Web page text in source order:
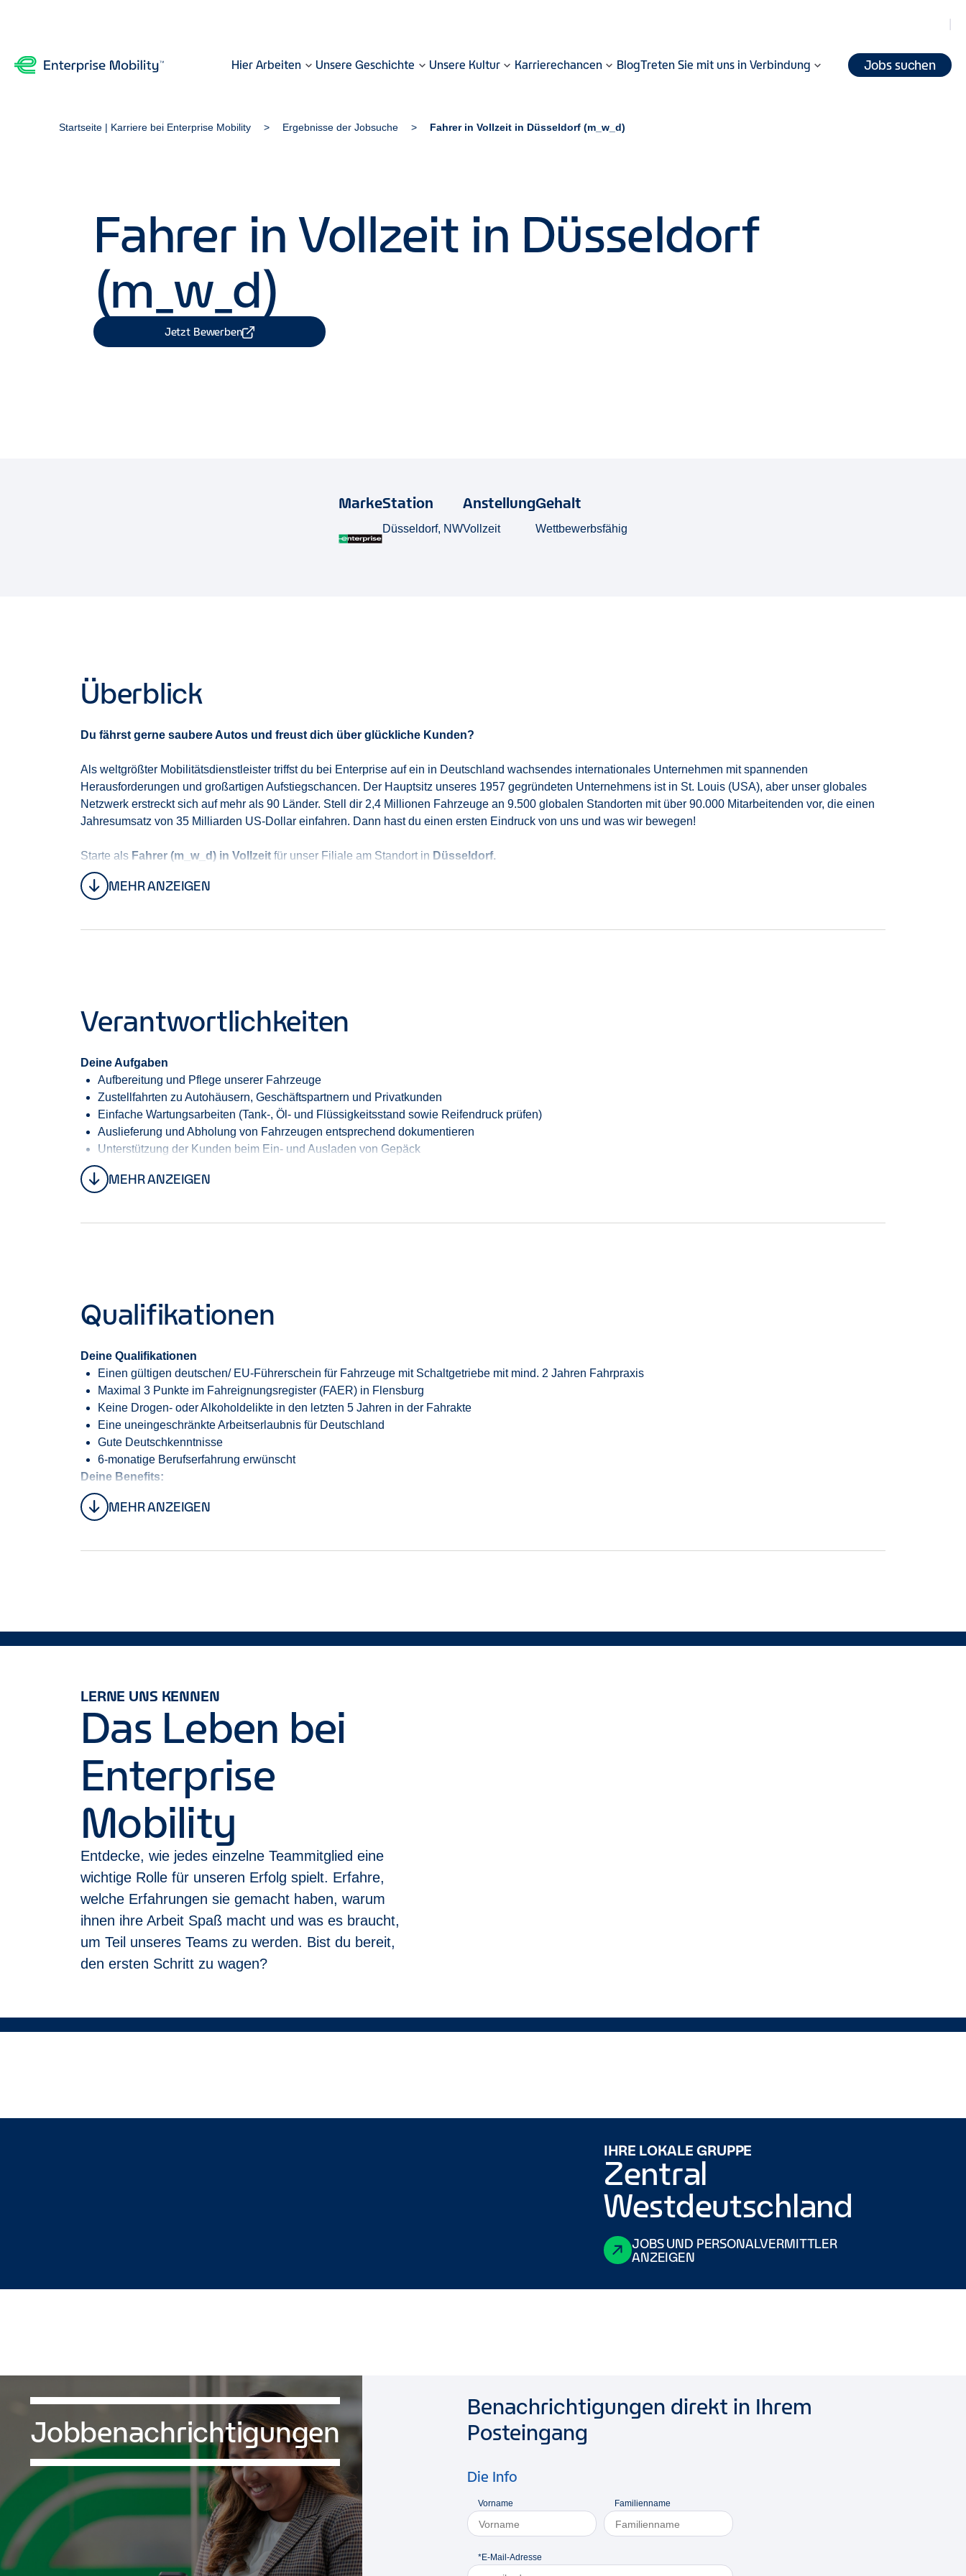
Hier Arbeiten Unsere Geschichte Unsere Kultur Karrierechancen BlogTreten Sie mit uns in Verbindung Jobs suchen
Startseite | Karriere bei Enterprise Mobility Ergebnisse der Jobsuche Fahrer in Vollzeit in Düsseldorf (m_w_d)
Fahrer in Vollzeit in Düsseldorf
(m_w_d)
Jetzt Bewerben
MarkeStation
Düsseldorf, NW
Anstellung
Vollzeit
Gehalt
Wettbewerbsfähig
Überblick
MEHR ANZEIGEN
Du fährst gerne saubere Autos und freust dich über glückliche Kunden?
Als weltgrößter Mobilitätsdienstleister triffst du bei Enterprise auf ein in Deutschland wachsendes internationales Unternehmen mit spannenden
Herausforderungen und großartigen Aufstiegschancen. Der Hauptsitz unseres 1957 gegründeten Unternehmens ist in St. Louis (USA), aber unser globales
Netzwerk erstreckt sich auf mehr als 90 Länder. Stell dir 2,4 Millionen Fahrzeuge an 9.500 globalen Standorten mit über 90.000 Mitarbeitenden vor, die einen
Jahresumsatz von 35 Milliarden US-Dollar einfahren. Dann hast du einen ersten Eindruck von uns und was wir bewegen!
Starte als Fahrer (m_w_d) in Vollzeit für unser Filiale am Standort in Düsseldorf.
Du sorgst dafür, dass unser Fuhrpark stets gepflegt und gewartet ist und stellst unseren Kunden pünktlich und zuverlässig unsere Autos zu. Dabei arbeitest du
Verantwortlichkeiten
MEHR ANZEIGEN
Deine Aufgaben
Aufbereitung und Pflege unserer Fahrzeuge
Zustellfahrten zu Autohäusern, Geschäftspartnern und Privatkunden
Einfache Wartungsarbeiten (Tank-, Öl- und Flüssigkeitsstand sowie Reifendruck prüfen)
Auslieferung und Abholung von Fahrzeugen entsprechend dokumentieren
Unterstützung der Kunden beim Ein- und Ausladen von Gepäck
Qualifikationen
MEHR ANZEIGEN
Deine Qualifikationen
Einen gültigen deutschen/ EU-Führerschein für Fahrzeuge mit Schaltgetriebe mit mind. 2 Jahren Fahrpraxis
Maximal 3 Punkte im Fahreignungsregister (FAER) in Flensburg
Keine Drogen- oder Alkoholdelikte in den letzten 5 Jahren in der Fahrakte
Eine uneingeschränkteArbeitserlaubnis für Deutschland
Gute Deutschkenntnisse
6-monatige Berufserfahrung erwünscht
Deine Benefits:
Einen langfristigen Arbeitsplatz
Eine faire und pünktliche Bezahlung
Teilnahme an zahlreichen Veranstaltungen, einem Mitarbeiterempfehlungsprogramm und weiteren Mitarbeitervergünstigungen
Bitte informiere uns, wenn du Ausnahmen oder Unterstützung benötigst, um an unserem Einstellungsprozess teilzunehmen.
LERNE UNS KENNEN
Das Leben bei
Enterprise
Mobility
Entdecke, wie jedes einzelne Teammitglied eine
wichtige Rolle für unseren Erfolg spielt. Erfahre,
welche Erfahrungen sie gemacht haben, warum
ihnen ihre Arbeit Spaß macht und was es braucht,
um Teil unseres Teams zu werden. Bist du bereit,
den ersten Schritt zu wagen?
IHRE LOKALE GRUPPE
Zentral
Westdeutschland
JOBS UND PERSONALVERMITTLER
ANZEIGEN
Jobbenachrichtigungen
Benachrichtigungen direkt in Ihrem
Posteingang
Die Info
Vorname Familienname
*E-Mail-Adresse